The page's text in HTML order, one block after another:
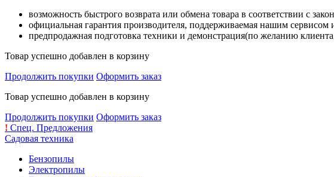
возможность быстрого возврата или обмена товара в соответствии с
официальная гарантия производителя, поддерживаемая нашим
предпродажная подготовка техники и демонстрация(по желанию
Товар успешно добавлен в корзину
Продолжить покупки Оформить заказ
Товар успешно добавлен в корзину
Продолжить покупки Оформить заказ
! Спец. Предложения
Садовая техника
Бензопилы
Электропилы